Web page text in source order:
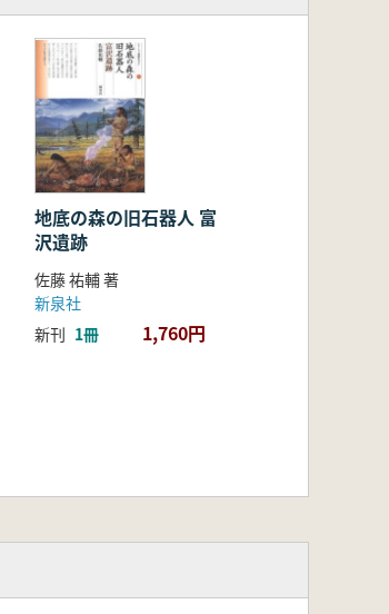
地底の森の旧石器人 富
沢遺跡
佐藤 祐輔 著
新泉社
新刊 1冊 1,760円